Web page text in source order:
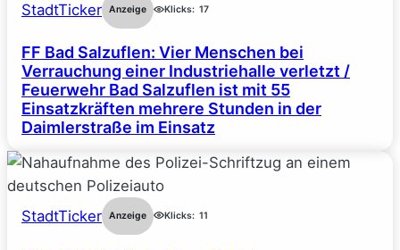
StadtTicker Anzeige Klicks: 17
FF Bad Salzuflen: Vier Menschen bei
Verrauchung einer Industriehalle verletzt /
Feuerwehr Bad Salzuflen ist mit 55
Einsatzkräften mehrere Stunden in der
Daimlerstraße im Einsatz
StadtTicker Anzeige Klicks: 11